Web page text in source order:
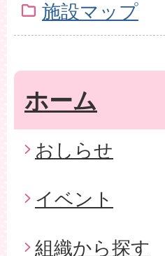
施設マップ
ホーム
おしらせ
イベント
組織から探す